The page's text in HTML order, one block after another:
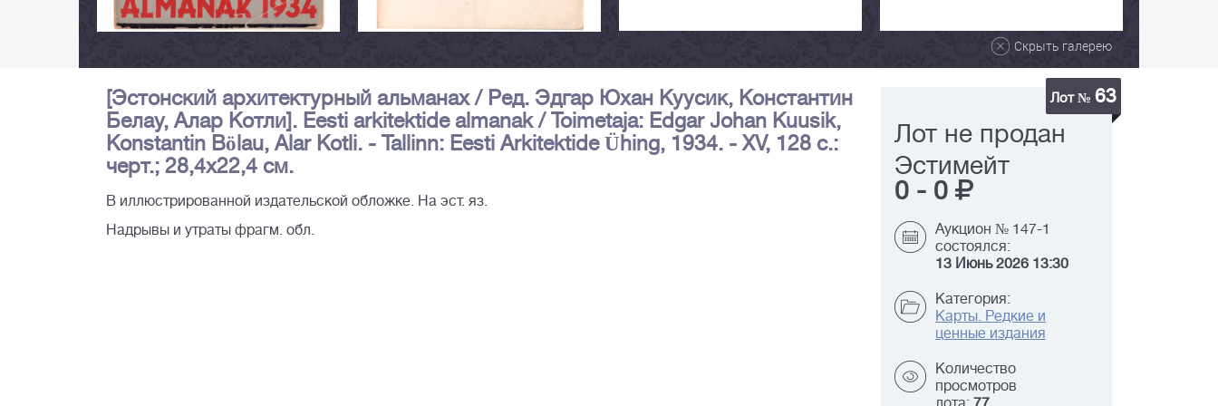
Скрыть галерею
[Эстонский архитектурный альманах / Ред. Эдгар Юхан Куусик, Константин
Белау, Алар Котли]. Eesti arkitektide almanak / Toimetaja: Edgar Johan Kuusik,
Konstantin Bölau, Alar Kotli. - Tallinn: Eesti Arkitektide Ühing, 1934. - XV, 128 c.:
черт.; 28,4х22,4 см.
В иллюстрированной издательской обложке. На эст. яз.
Надрывы и утраты фрагм. обл.
Лот № 63
Лот не продан
Эстимейт
0 - 0
Аукцион № 147-1
состоялся:
13 Июнь 2026 13:30
Категория:
Карты. Редкие и
ценные издания
Количество
просмотров